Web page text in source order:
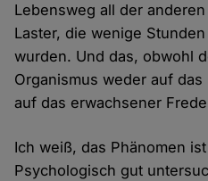
Lebensweg all der
Laster, die wenige
wurden. Und das, obwohl
Organismus weder auf
auf das erwachsener
Ich weiß, das Phänomen
Psychologisch gut